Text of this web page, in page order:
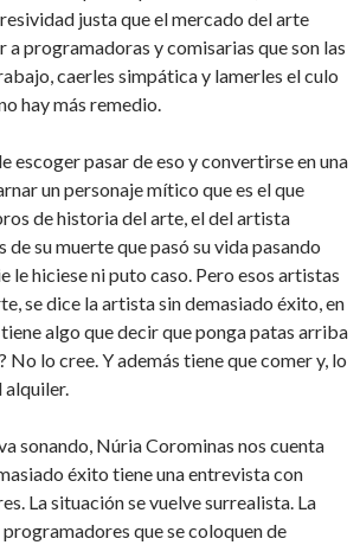
justa que el mercado del arte
a programadoras y comisarias que son las
caerles simpática y lamerles el culo
hay más remedio.
escoger pasar de eso y convertirse en una
un personaje mítico que es el que
de historia del arte, el del artista
de su muerte que pasó su vida pasando
le hiciese ni puto caso. Pero esos artistas
se dice la artista sin demasiado éxito, en
algo que decir que ponga patas arriba
No lo cree. Y además tiene que comer y, lo
sonando, Núria Corominas nos cuenta
éxito tiene una entrevista con
La situación se vuelve surrealista. La
que se coloquen de